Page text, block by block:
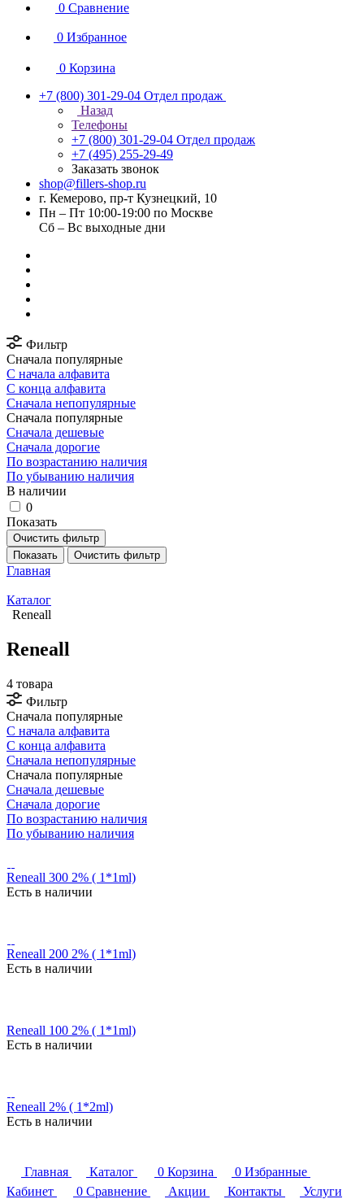
0 Сравнение
0 Избранное
0 Корзина
+7 (800) 301-29-04 Отдел продаж
Назад
Телефоны
+7 (800) 301-29-04 Отдел продаж
+7 (495) 255-29-49
Заказать звонок
shop@fillers-shop.ru
г. Кемерово, пр-т Кузнецкий, 10
Пн – Пт 10:00-19:00 по Москве
Сб – Вс выходные дни
Фильтр
Сначала популярные
С начала алфавита
С конца алфавита
Сначала непопулярные
Сначала популярные
Сначала дешевые
Сначала дорогие
По возрастанию наличия
По убыванию наличия
В наличии
0
Показать
Очистить фильтр
Показать
Очистить фильтр
Главная
Каталог
Reneall
Reneall
4 товара
Фильтр
Сначала популярные
С начала алфавита
С конца алфавита
Сначала непопулярные
Сначала популярные
Сначала дешевые
Сначала дорогие
По возрастанию наличия
По убыванию наличия
Reneall 300 2% ( 1*1ml)
Есть в наличии
Reneall 200 2% ( 1*1ml)
Есть в наличии
Reneall 100 2% ( 1*1ml)
Есть в наличии
Reneall 2% ( 1*2ml)
Есть в наличии
Главная Каталог 0 Корзина 0 Избранные
Кабинет
0 Сравнение Акции Контакты
Услуги